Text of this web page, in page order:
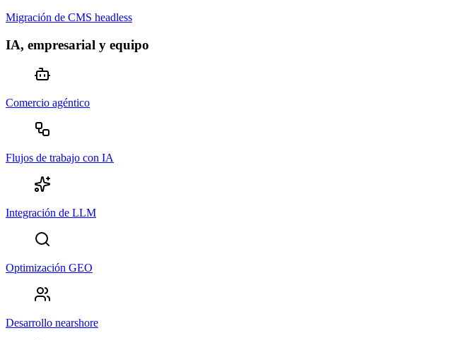
Migración de CMS headless
IA, empresarial y equipo
Comercio agéntico
Flujos de trabajo con IA
Integración de LLM
Optimización GEO
Desarrollo nearshore